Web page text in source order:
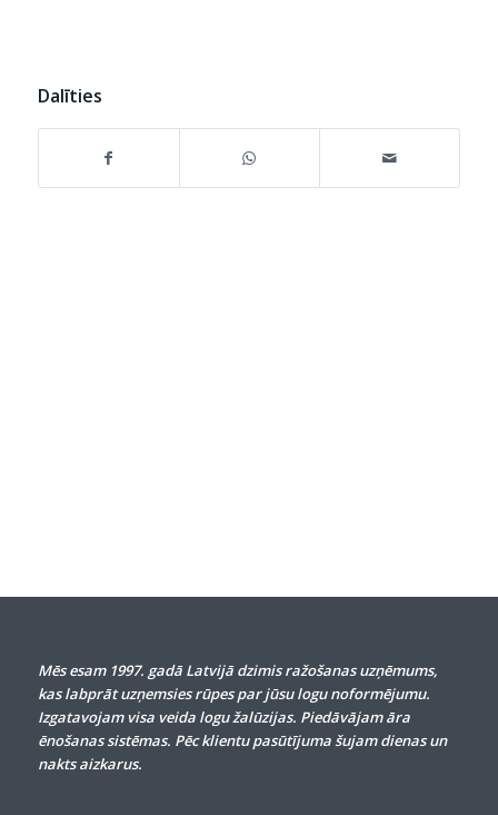
Dalīties
Mēs esam 1997. gadā Latvijā dzimis ražošanas uzņēmums,
kas labprāt uzņemsies rūpes par jūsu logu noformējumu.
Izgatavojam visa veida logu žalūzijas. Piedāvājam āra
ēnošanas sistēmas. Pēc klientu pasūtījuma šujam dienas un
nakts aizkarus.